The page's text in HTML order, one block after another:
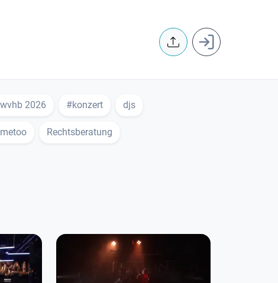
User
wvhb 2026 #konzert djs
Rechtsberatung